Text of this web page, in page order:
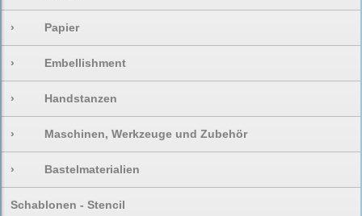
› Papier
› Embellishment
› Handstanzen
› Maschinen, Werkzeuge und Zubehör
› Bastelmaterialien
Schablonen - Stencil